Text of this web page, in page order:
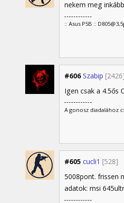
nekem meg
:: Asus P5B ::
#606 Szabip [2426]
Igen csak a 4.5ős
A gonosz diadalához
#605 cucli1 [528]
5008pont. frissen
adatok: msi